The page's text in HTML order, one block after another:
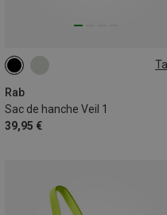
Rab
Sac de hanche Veil 1
39,95 €
1L